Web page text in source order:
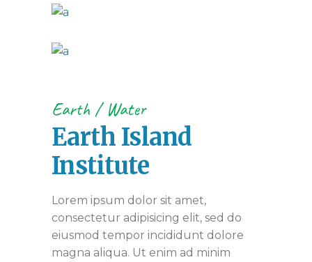
Earth Water
Earth Island
Institute
Lorem ipsum dolor sit amet,
consectetur adipisicing elit, sed do
eiusmod tempor incididunt dolore
magna aliqua. Ut enim ad minim